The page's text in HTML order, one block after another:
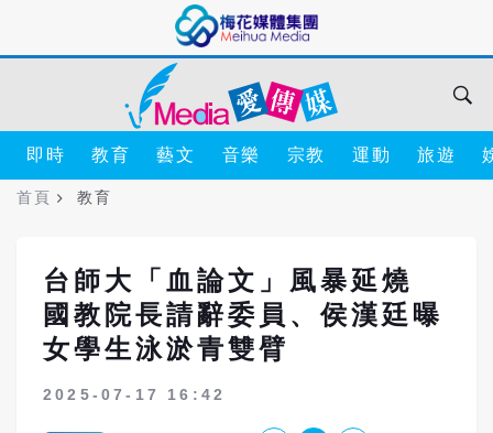
即時 教育 藝文 音樂 宗教 運動 旅遊
首頁 教育
台師大「血論文」風暴延燒
國教院長請辭委員、侯漢廷曝
女學生泳淤青雙臂
2025-07-17 16:42